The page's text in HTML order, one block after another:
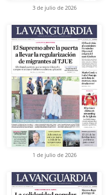
3 de julio de 2026
1 de julio de 2026